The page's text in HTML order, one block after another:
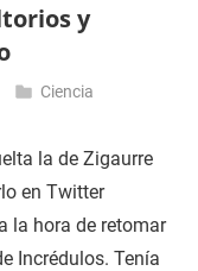
y
Ciencia
la de Zigaurre
en Twitter
la hora de retomar
Incrédulos. Tenía